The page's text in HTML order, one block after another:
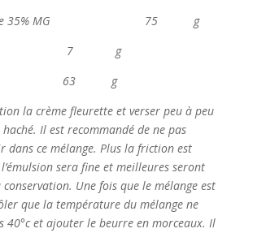
35% MG 75 g
7 g
noir 63 g
la crème fleurette et verser peu à peu
Il est recommandé de ne pas
dans ce mélange. Plus la friction est
sera fine et meilleures seront
Une fois que le mélange est
que la température du mélange ne
40°c et ajouter le beurre en morceaux. Il